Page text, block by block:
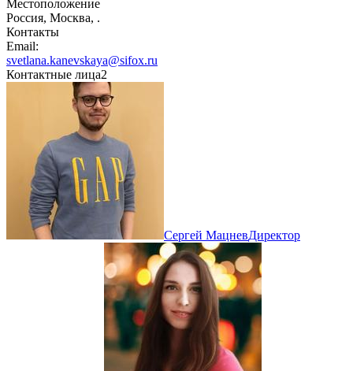
Местоположение
Россия, Москва, .
Контакты
Email:
svetlana.kanevskaya@sifox.ru
Контактные лица2
Сергей МацневДиректор